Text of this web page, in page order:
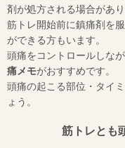
剤が処方される場合があり
筋トレ開始前に鎮痛剤を
ができる方もいます。
頭痛をコントロールしな
痛メモがおすすめです。
頭痛の起こる部位・タイ
ょう。
筋トレとも